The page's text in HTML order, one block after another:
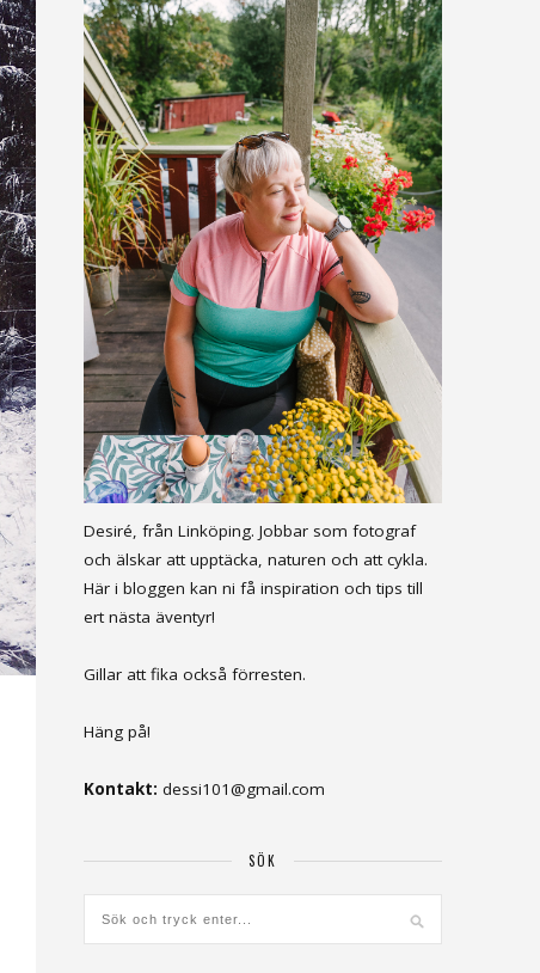
Desiré, från Linköping. Jobbar som fotograf
och älskar att upptäcka, naturen och att cykla.
Här i bloggen kan ni få inspiration och tips till
ert nästa äventyr!
Gillar att fika också förresten.
Häng på!
Kontakt: dessi101@gmail.com
SÖK